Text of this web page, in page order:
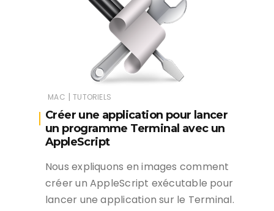
MAC | TUTORIELS
Créer une application pour lancer
un programme Terminal avec un
AppleScript
Nous expliquons en images comment
créer un AppleScript exécutable pour
lancer une application sur le Terminal.